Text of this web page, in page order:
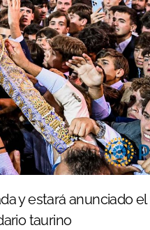
y estará anunciado
taurino